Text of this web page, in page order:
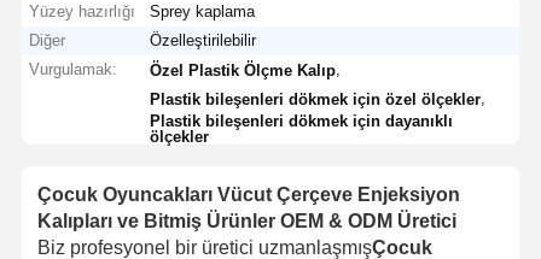
Yüzey hazırlığı
Sprey kaplama
Diğer
Özelleştirilebilir
Vurgulamak:
Özel Plastik Ölçme Kalıp
Plastik bileşenleri dökmek için özel ölçekler
Plastik bileşenleri dökmek için dayanıklı
ölçekler
Çocuk Oyuncakları Vücut Çerçeve Enjeksiyon
Kalıpları ve Bitmiş Ürünler OEM & ODM Üretici
Biz profesyonel bir üretici uzmanlaşmışÇocuk